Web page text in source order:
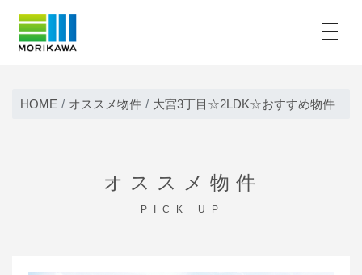
contentHOME オススメ物件 大宮3丁目☆2LDK☆おすすめ物件
オススメ物件
PICK UP